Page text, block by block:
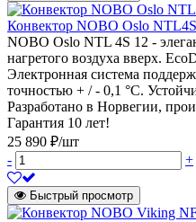
Конвектор NOBO Oslo
NOBO Oslo NTL 4S 12 -
нагретого воздуха вверх.
Электронная система
точностью + / - 0,1 °C.
Разработано в Норвегии,
Гарантия 10 лет!
25 890 ₽/шт
-
+
Быстрый просмотр